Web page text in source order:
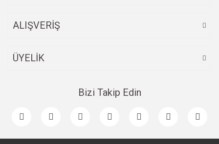
ALIŞVERİŞ
ÜYELİK
Bizi Takip Edin